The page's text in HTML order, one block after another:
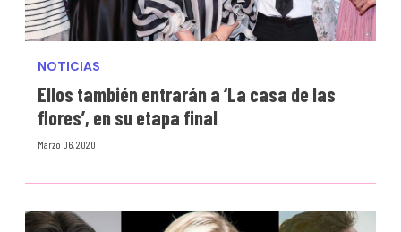
NOTICIAS
Ellos también entrarán a ‘La casa de las
flores’, en su etapa final
Marzo 06, 2020